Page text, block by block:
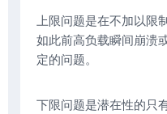
上限问题是在不加以限
如此前高负载瞬间崩溃
定的问题。
下限问题是潜在性的只